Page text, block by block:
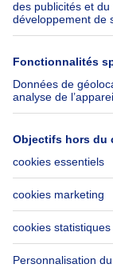
SeLoger.com
Immowelt.de
Aide
FAQ
Accessibilité
Contactez-nous
Immoweb
Conditions